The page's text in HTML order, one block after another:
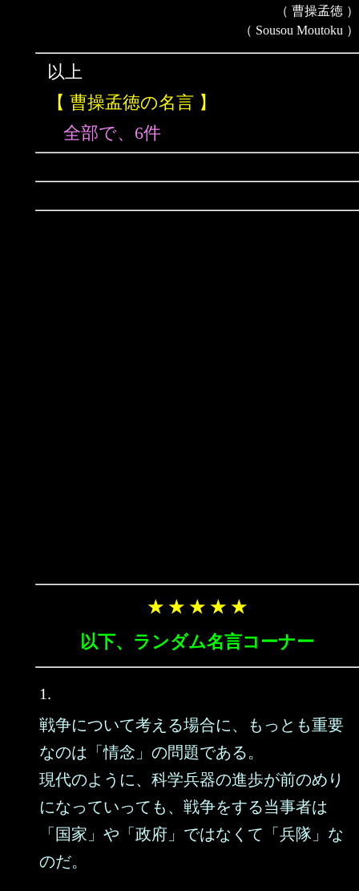
（ 曹操孟徳 ）
（ Sousou Moutoku ）
以上
【 曹操孟徳の名言 】
全部で、6件
★ ★ ★ ★ ★
以下、ランダム名言コーナー
1.
戦争について考える場合に、もっとも重要
なのは「情念」の問題である。
現代のように、科学兵器の進歩が前のめり
になっていっても、戦争をする当事者は
「国家」や「政府」ではなくて「兵隊」な
のだ。